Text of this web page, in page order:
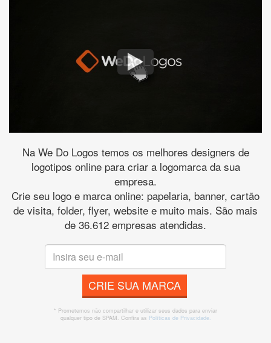
Na We Do Logos temos os melhores designers de
logotipos online para criar a logomarca da sua
empresa.
Crie seu logo e marca online: papelaria, banner, cartão
de visita, folder, flyer, website e muito mais. São mais
de 36.612 empresas atendidas.
CRIE SUA MARCA
* Prometemos não compartilhar e utilizar seus dados para enviar
qualquer tipo de SPAM. Confira as Políticas de Privacidade.